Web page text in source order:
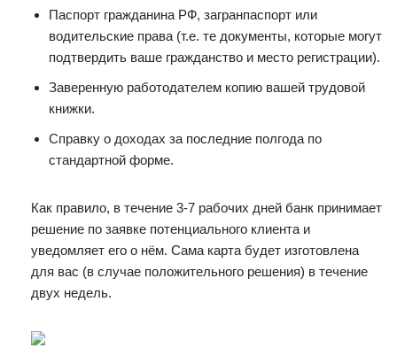
Паспорт гражданина РФ, загранпаспорт или
водительские права (т.е. те документы, которые могут
подтвердить ваше гражданство и место регистрации).
Заверенную работодателем копию вашей трудовой
книжки.
Справку о доходах за последние полгода по
стандартной форме.
Как правило, в течение 3-7 рабочих дней банк принимает
решение по заявке потенциального клиента и
уведомляет его о нём. Сама карта будет изготовлена
для вас (в случае положительного решения) в течение
двух недель.